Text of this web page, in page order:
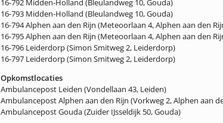
16-792 Midden-Holland (Bleulandweg 10, Gouda)
16-793 Midden-Holland (Bleulandweg 10, Gouda)
16-794 Alphen aan den Rijn (Meteoorlaan 4, Alphen aan den
16-795 Alphen aan den Rijn (Meteoorlaan 4, Alphen aan den
16-796 Leiderdorp (Simon Smitweg 2, Leiderdorp)
16-797 Leiderdorp (Simon Smitweg 2, Leiderdorp)
Opkomstlocaties
Ambulancepost Leiden (Vondellaan 43, Leiden)
Ambulancepost Alphen aan den Rijn (Vorkweg 2, Alphen aan
Ambulancepost Gouda (Zuider IJsseldijk 50, Gouda)